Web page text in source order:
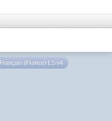
Français (France) LS v4